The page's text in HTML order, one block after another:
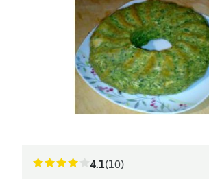
4.1(10)